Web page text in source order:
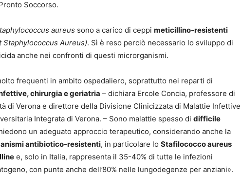
Soccorso.
aureus sono a carico di ceppi meticillino-resistenti
Aureus). Sì è reso perciò necessario lo sviluppo di
anche nei confronti di questi microrganismi.
frequenti in ambito ospedaliero, soprattutto nei reparti di
chirurgia e geriatria – dichiara Ercole Concia, professore di
di Verona e direttore della Divisione Clinicizzata di Malattie Infettive
Integrata di Verona. – Sono malattie spesso di difficile
un adeguato approccio terapeutico, considerando anche la
antibiotico-resistenti, in particolare lo Stafilococco aureus
e, solo in Italia, rappresenta il 35-40% di tutte le infezioni
con punte anche dell’80% nelle lungodegenze per anziani».